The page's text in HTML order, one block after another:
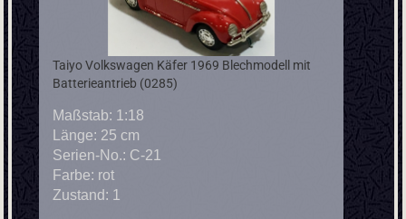
Taiyo Volkswagen Käfer 1969 Blechmodell mit
Batterieantrieb (0285)
Maßstab: 1:18
Länge: 25 cm
Serien-No.: C-21
Farbe: rot
Zustand: 1